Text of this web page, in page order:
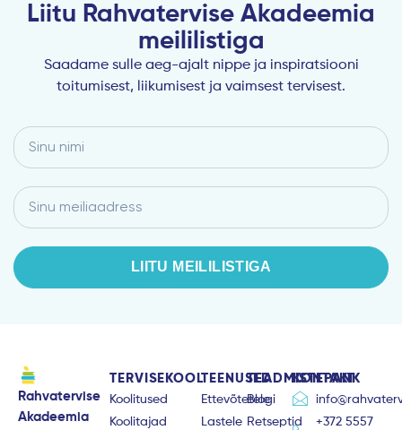
Liitu Rahvatervise Akadeemia
meililistiga
Saadame sulle aeg-ajalt nippe ja inspiratsiooni
toitumisest, liikumisest ja vaimsest tervisest.
Sinu
nimi
Email
LIITU MEILILISTIGA
Rahvatervise
Akadeemia
TERVISEKOOL
Koolitused
Koolitajad
TEENUSED
Ettevõtetele
Lastele
TEADMISTEPANK
Blogi
Retseptid
KONTAKT
+372 5557